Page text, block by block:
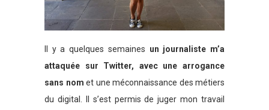
Il y a quelques semaines un journaliste m’a
attaquée sur Twitter, avec une arrogance
sans nom et une méconnaissance des métiers
du digital. Il s’est permis de juger mon travail